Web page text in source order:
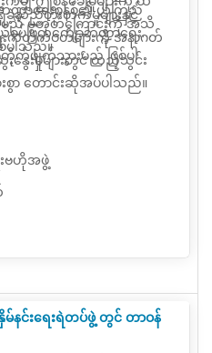
ရှိခဲ့သည့်တိုးတက်မှုများနှင့်
းကတိကဝတ်များကိုအနာဂတ်
နွေးမှုများတွင် ထည့်သွင်း
စွာ တောင်းဆိုအပ်ပါသည်။
မည် မဟုတ်ကြောင်းကိုအသိ
ပါသည်။
ဍာရေးစနစ်၏ ယုံကြည်
ပ်ဖြတ်ကျော်ဘဏ္ဍာရေး
က်ဖျက်သွားမည် ဖြစ်ပါ
းဗဟိုအဖွဲ့
မ်နင်းရေးရဲတပ်ဖွဲ့ တွင် တာဝန်